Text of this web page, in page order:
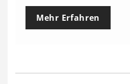
e
p
Mehr Erfahren